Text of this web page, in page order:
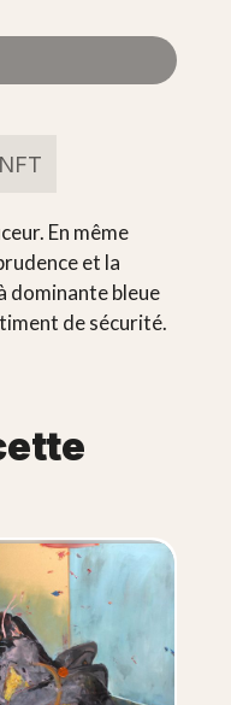
En même
et la
dominante bleue
de sécurité.